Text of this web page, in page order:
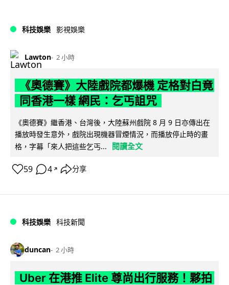
科技娛樂 影視娛樂
Lawton 2 小時
《奧德賽》大陸戲院都爆機 定格對白竟
同香港一樣 網民：乞丐詛咒
《奧德賽》繼香港、台灣後，大陸蘇州戲院 8 月 9 日亦傳出在
播放時發生意外，戲院出現機器冒煙情況，而播放停止時的畫
格，字幕「來人把這些乞丐...
閱讀全文
59 4 ↗ 分享
科技娛樂 科技新聞
duncan 2 小時
Uber 在港推 Elite 尊尚出行服務！夥拍